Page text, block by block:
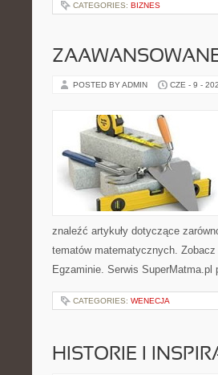
CATEGORIES: BIZNES
POSTED BY ADMIN CZE - 9 -
znaleźć artykuły dotyczące
tematów matematycznych.
Egzaminie. Serwis
CATEGORIES: WENECJA
HISTORIE I